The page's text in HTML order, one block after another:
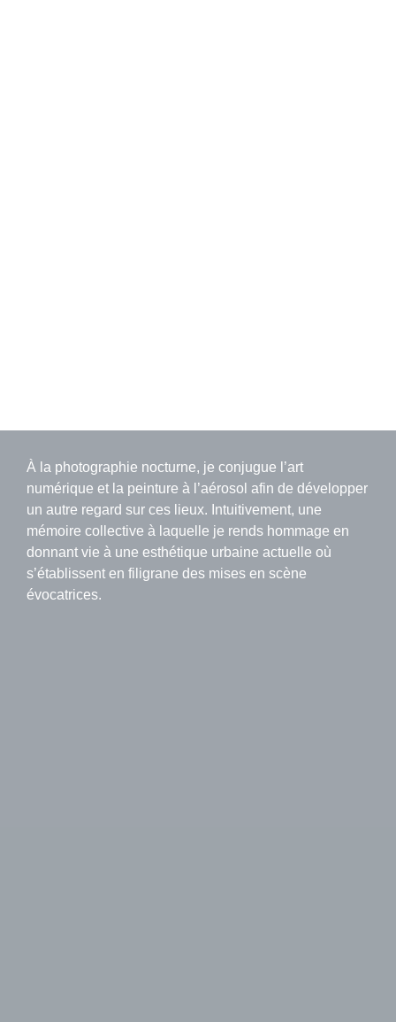
À la photographie nocturne, je conjugue l’art
numérique et la peinture à l’aérosol afin de développer
un autre regard sur ces lieux. Intuitivement, une
mémoire collective à laquelle je rends hommage en
donnant vie à une esthétique urbaine actuelle où
s’établissent en filigrane des mises en scène
évocatrices.